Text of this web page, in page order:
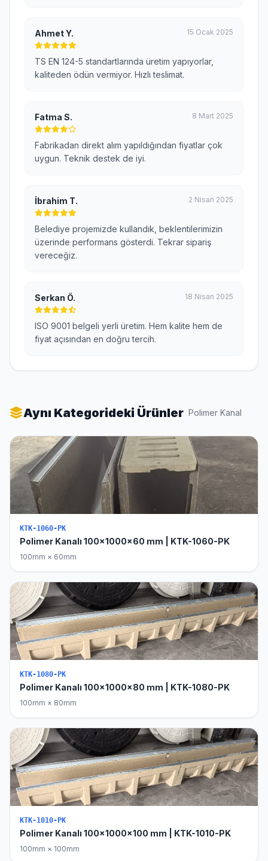
Ahmet Y. 15 Ocak 2025
TS EN 124-5 standartlarında üretim yapıyorlar,
kaliteden ödün vermiyor. Hızlı teslimat.
Fatma S. 8 Mart 2025
Fabrikadan direkt alım yapıldığından fiyatlar çok
uygun. Teknik destek de iyi.
İbrahim T. 2 Nisan 2025
Belediye projemizde kullandık, beklentilerimizin
üzerinde performans gösterdi. Tekrar sipariş
vereceğiz.
Serkan Ö. 18 Nisan 2025
ISO 9001 belgeli yerli üretim. Hem kalite hem de
fiyat açısından en doğru tercih.
Aynı Kategorideki Ürünler Polimer Kanal
KTK-1060-PK
Polimer Kanalı 100x1000x60 mm | KTK-1060-PK
100mm × 60mm
KTK-1080-PK
Polimer Kanalı 100x1000x80 mm | KTK-1080-PK
100mm × 80mm
KTK-1010-PK
Polimer Kanalı 100x1000x100 mm | KTK-1010-PK
100mm × 100mm